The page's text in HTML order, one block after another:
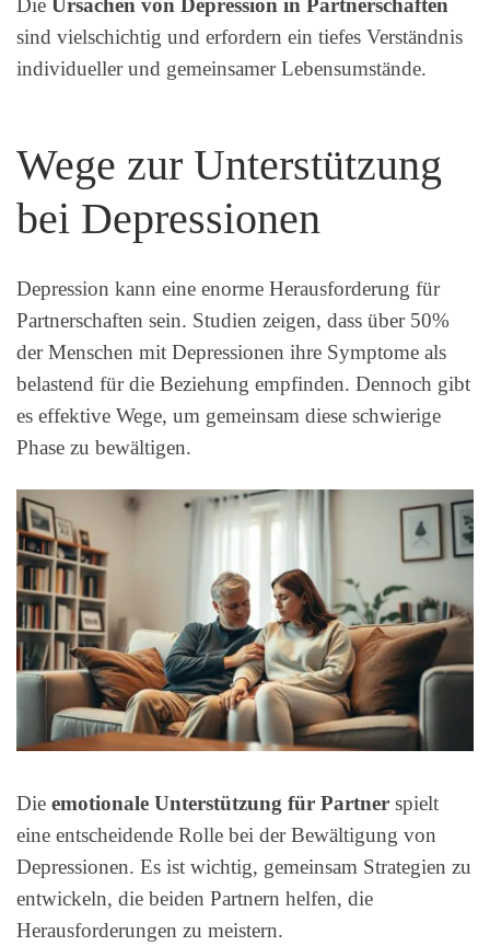
Die Ursachen von Depression in Partnerschaften
sind vielschichtig und erfordern ein tiefes Verständnis
individueller und gemeinsamer Lebensumstände.
Wege zur Unterstützung
bei Depressionen
Depression kann eine enorme Herausforderung für
Partnerschaften sein. Studien zeigen, dass über 50%
der Menschen mit Depressionen ihre Symptome als
belastend für die Beziehung empfinden. Dennoch gibt
es effektive Wege, um gemeinsam diese schwierige
Phase zu bewältigen.
Die emotionale Unterstützung für Partner spielt
eine entscheidende Rolle bei der Bewältigung von
Depressionen. Es ist wichtig, gemeinsam Strategien zu
entwickeln, die beiden Partnern helfen, die
Herausforderungen zu meistern.